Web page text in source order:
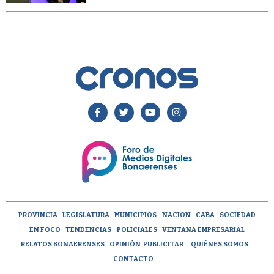
PROVINCIA LEGISLATURA MUNICIPIOS NACION CABA
SOCIEDAD
EN FOCO
TENDENCIAS POLICIALES
VENTANA EMPRESARIAL
RELATOS BONAERENSES
OPINIÓN PUBLICITAR
QUIÉNES SOMOS
CONTACTO